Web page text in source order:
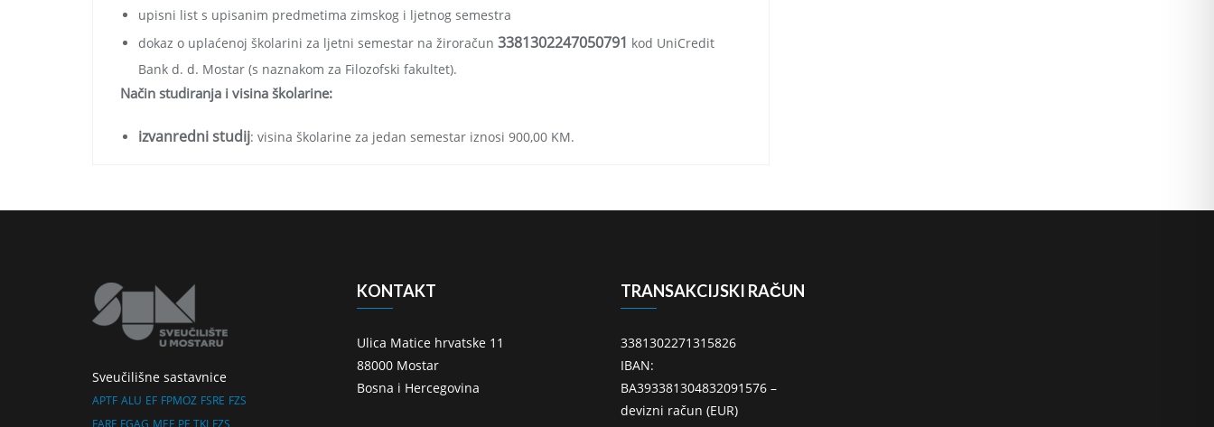
upisni list s upisanim predmetima zimskog i ljetnog semestra
dokaz o uplaćenoj školarini za ljetni semestar na žiroračun 3381302247050791 kod UniCredit
Bank d. d. Mostar (s naznakom za Filozofski fakultet).
Način studiranja i visina školarine:
izvanredni studij: visina školarine za jedan semestar iznosi 900,00 KM.
Sveučilišne sastavnice
APTF ALU EF FPMOZ FSRE FZS
FARF FGAG MEF PF TKI FZS
KONTAKT
Ulica Matice hrvatske 11
88000 Mostar
Bosna i Hercegovina
TRANSAKCIJSKI RAČUN
3381302271315826
IBAN:
BA393381304832091576 –
devizni račun (EUR)